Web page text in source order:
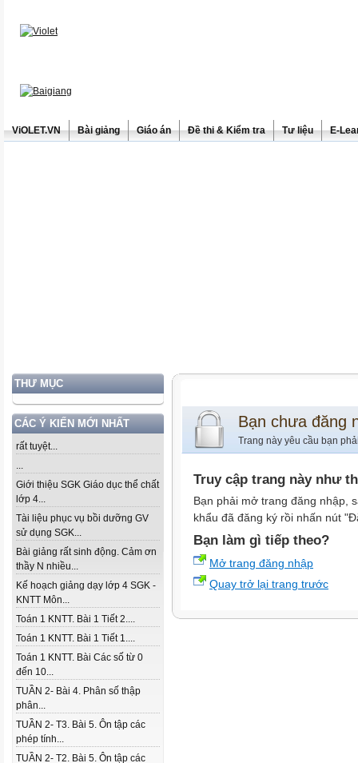
ViOLET.VN Bài giảng Giáo án Đề thi & Kiểm tra Tư liệu E-
THƯ MỤC
CÁC Ý KIẾN MỚI NHẤT
rất tuyệt...
...
Giới thiệu SGK Giáo dục thể chất
lớp 4...
Tài liệu phục vụ bồi dưỡng GV
sử dụng SGK...
Bài giảng rất sinh động. Cảm ơn
thầy N nhiều...
Kế hoạch giảng dạy lớp 4 SGK -
KNTT Môn...
Toán 1 KNTT. Bài 1 Tiết 2....
Toán 1 KNTT. Bài 1 Tiết 1....
Toán 1 KNTT. Bài Các số từ 0
đến 10...
TUẦN 2- Bài 4. Phân số thập
phân...
TUẦN 2- T3. Bài 5. Ôn tập các
phép tính...
TUẦN 2- T2. Bài 5. Ôn tập các
Bạn chưa đăng
Trang này yêu cầu bạn
Truy cập trang này như
Bạn phải mở trang đăng nhập,
khẩu đã đăng ký rồi nhấn nút
Bạn làm gì tiếp theo?
Mở trang đăng nhập
Quay trở lại trang trước